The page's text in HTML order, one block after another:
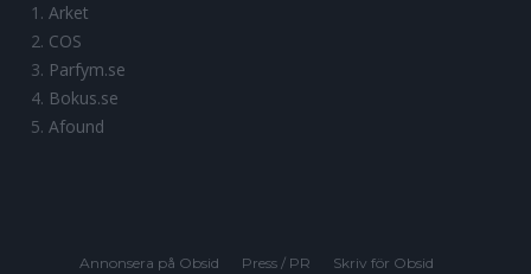
Arket
COS
Parfym.se
Bokus.se
Afound
Annonsera på Obsid Press / PR Skriv för Obsid